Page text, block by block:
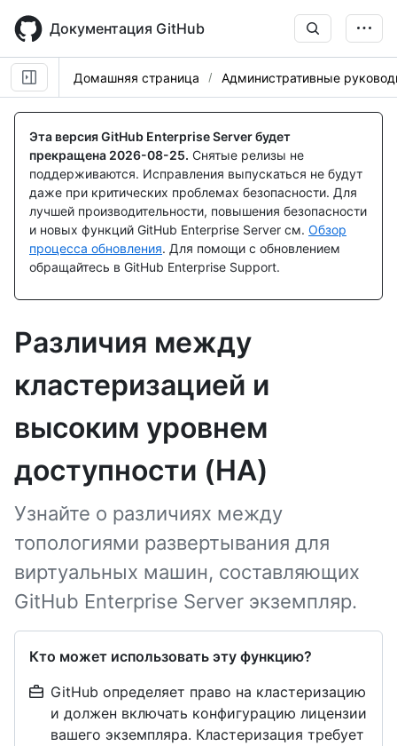
main
content
Документация GitHub
Домашняя страница Административные
Эта версия GitHub Enterprise Server будет
прекращена 2026-08-25. Снятые релизы не
поддерживаются. Исправления выпускаться не будут
даже при критических проблемах безопасности. Для
лучшей производительности, повышения безопасности
и новых функций GitHub Enterprise Server см. Обзор
процесса обновления. Для помощи с обновлением
обращайтесь в GitHub Enterprise Support.
Различия между
кластеризацией и
высоким уровнем
доступности (HA)
Узнайте о различиях между
топологиями развертывания для
виртуальных машин, составляющих
GitHub Enterprise Server экземпляр.
Кто может использовать эту функцию?
GitHub определяет право на кластеризацию
и должен включать конфигурацию лицензии
вашего экземпляра. Кластеризация требует